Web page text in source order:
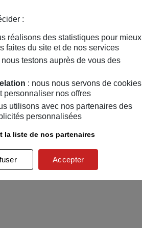
:
réalisons des statistiques pour mieux
faites du site et de nos services
nous testons auprès de vous des
: nous nous servons de cookies
personnaliser nos offres
utilisons avec nos partenaires des
personnalisées
la liste de nos partenaires
Accepter